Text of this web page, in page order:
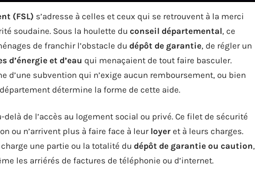
(FSL) s’adresse à celles et ceux qui se retrouvent à la merci
soudaine. Sous la houlette du conseil départemental, ce
de franchir l’obstacle du dépôt de garantie, de régler un
d’énergie et d’eau qui menaçaient de tout faire basculer.
d’une subvention qui n’exige aucun remboursement, ou bien
détermine la forme de cette aide.
de l’accès au logement social ou privé. Ce filet de sécurité
ou n’arrivent plus à faire face à leur loyer et à leurs charges.
une partie ou la totalité du dépôt de garantie ou caution,
les arriérés de factures de téléphonie ou d’internet.